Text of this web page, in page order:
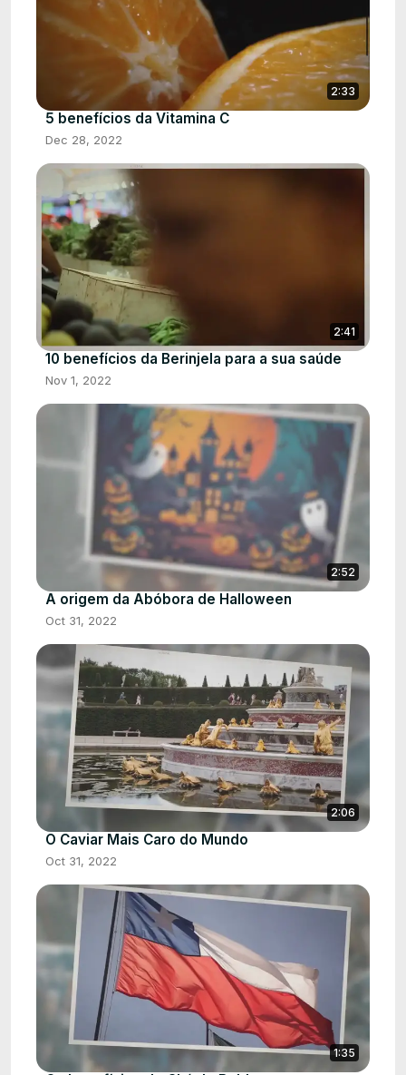
2:33
5 benefícios da Vitamina C
Dec 28, 2022
2:41
10 benefícios da Berinjela para a sua saúde
Nov 1, 2022
2:52
A origem da Abóbora de Halloween
Oct 31, 2022
2:06
O Caviar Mais Caro do Mundo
Oct 31, 2022
1:35